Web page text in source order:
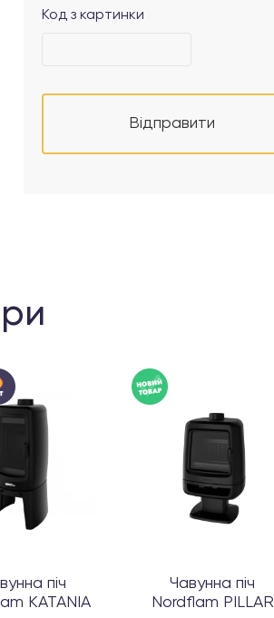
Код з картинки
Відправити
піч
KATANIA
Чавунна піч
Nordflam PILLAR